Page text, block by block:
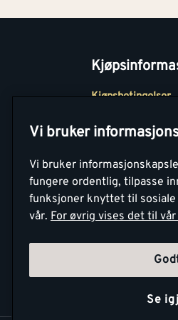
Kjøpsbetingelser
Betaling
Retur- og
angrerettsskjema
Vi bruker
Vi bruker
fungere ordentlig, tilpasse
funksjoner knyttet til
vår. For øvrig vises det til
Se